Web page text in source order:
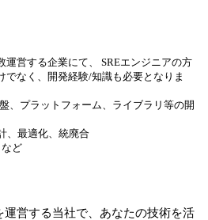
運営する企業にて、 SREエンジニアの方
でなく、開発経験/知識も必要となりま
、プラットフォーム、ライブラリ等の開
、最適化、統廃合
ど
運営する当社で、あなたの技術を活